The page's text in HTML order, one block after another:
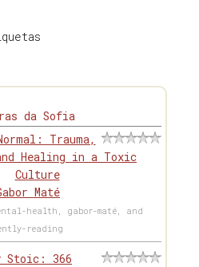
da Sofia
Trauma,
Healing in a Toxic
Culture
Maté
health, gabor-maté, and
reading
Stoic: 366